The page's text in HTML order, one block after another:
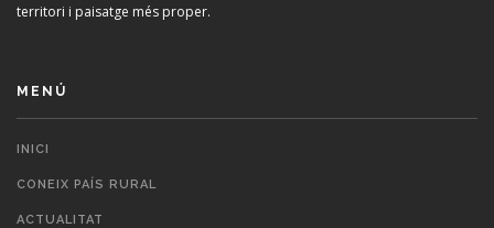
territori i paisatge més proper.
MENÚ
INICI
CONEIX PAÍS RURAL
ACTUALITAT